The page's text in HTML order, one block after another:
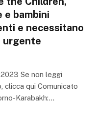
e bambini
e necessitano
urgente
Se non leggi
qui Comunicato
Karabakh:…